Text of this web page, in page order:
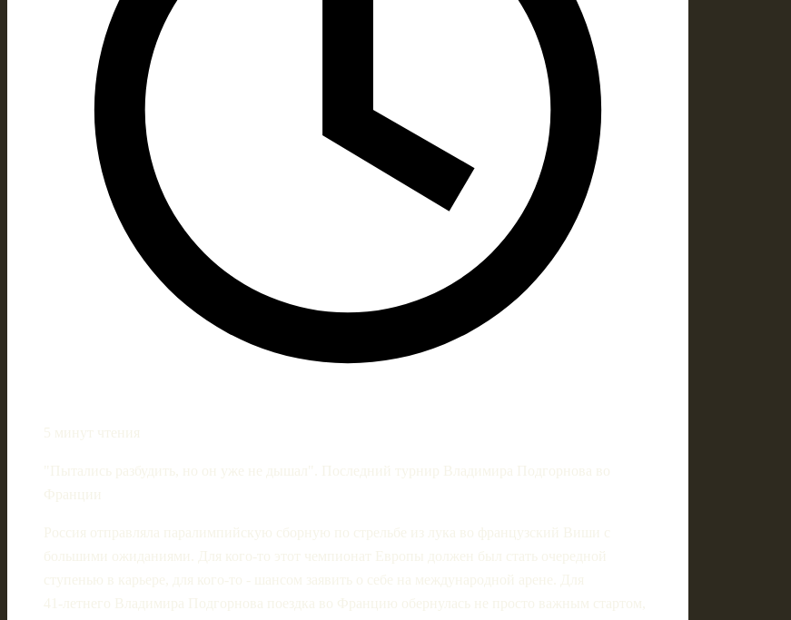
5 минут чтения
"Пытались разбудить, но он уже не дышал". Последний турнир Владимира Подгорнова во
Франции
Россия отправляла паралимпийскую сборную по стрельбе из лука во французский Виши с
большими ожиданиями. Для кого‑то этот чемпионат Европы должен был стать очередной
ступенью в карьере, для кого‑то - шансом заявить о себе на международной арене. Для
41‑летнего Владимира Подгорнова поездка во Францию обернулась не просто важным стартом,